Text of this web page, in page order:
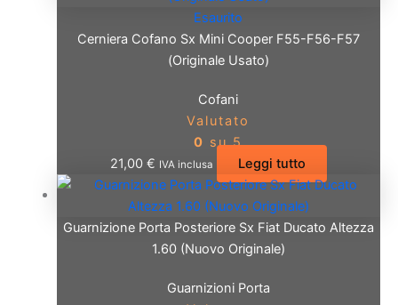
Esaurito
Cerniera Cofano Sx Mini Cooper F55-F56-F57
(Originale Usato)
Cofani
Valutato
0 su 5
21,00 € IVA inclusa Leggi tutto
Guarnizione Porta Posteriore Sx Fiat Ducato Altezza
1.60 (Nuovo Originale)
Guarnizioni Porta